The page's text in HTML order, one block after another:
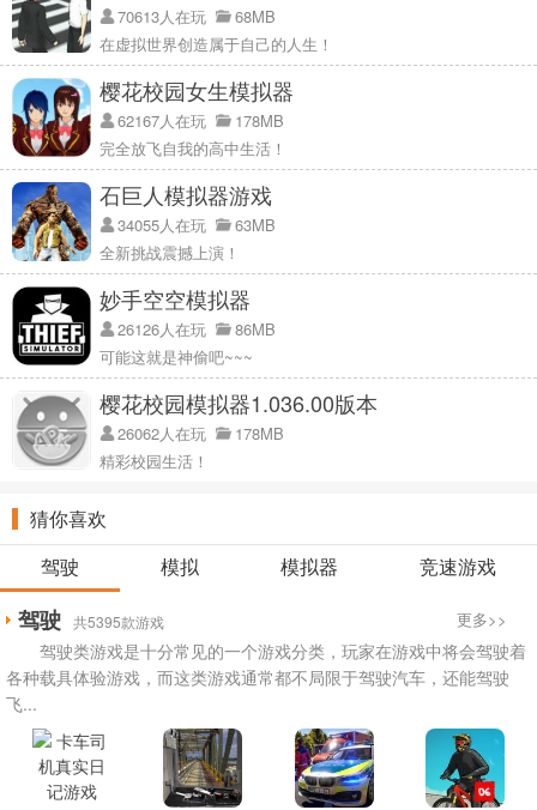
70613人在玩
68MB
在虚拟世界创造属于自己的人生！
樱花校园女生模拟器
62167人在玩
178MB
完全放飞自我的高中生活！
石巨人模拟器游戏
34055人在玩
63MB
全新挑战震撼上演！
妙手空空模拟器
26126人在玩
86MB
可能这就是神偷吧~~~
樱花校园模拟器1.036.00版本
26062人在玩
178MB
精彩校园生活！
猜你喜欢
驾驶
模拟 模拟器 竞速游戏
驾驶 共5395款游戏 更多>>
驾驶类游戏是十分常见的一个游戏分类，玩家在游戏中将会驾驶着
各种载具体验游戏，而这类游戏通常都不局限于驾驶汽车，还能驾驶
飞...